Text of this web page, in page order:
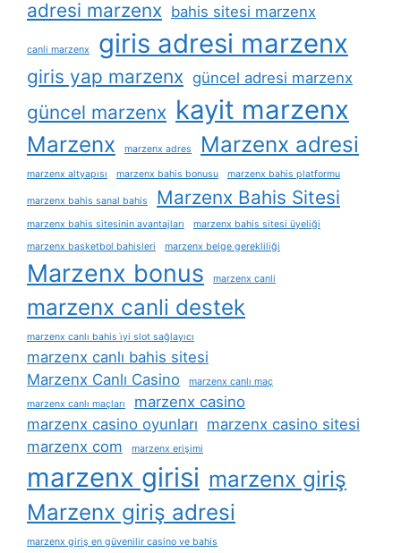
adresi marzenx bahis sitesi marzenx
canli marzenx giris adresi marzenx
giris yap marzenx güncel adresi marzenx
güncel marzenx kayit marzenx
Marzenx marzenx adres Marzenx adresi
marzenx altyapısı marzenx bahis bonusu marzenx bahis platformu
marzenx bahis sanal bahis Marzenx Bahis Sitesi
marzenx bahis sitesinin avantajları
marzenx bahis sitesi üyeliği
marzenx basketbol bahisleri
marzenx belge gerekliliği
Marzenx bonus marzenx canli
marzenx canli destek
marzenx canlı bahis i̇yi slot sağlayıcı
marzenx canlı bahis sitesi
Marzenx Canlı Casino
marzenx canlı maç
marzenx canlı maçları
marzenx casino
marzenx casino oyunları marzenx casino sitesi
marzenx com
marzenx erişimi
marzenx girisi marzenx giriş
Marzenx giriş adresi
marzenx giriş en güvenilir casino ve bahis